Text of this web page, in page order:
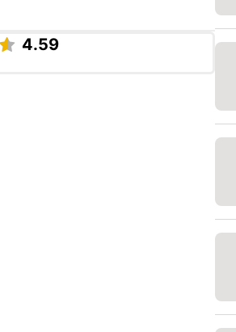
4.59